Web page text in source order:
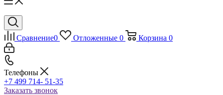
Сравнение0 Отложенные 0 Корзина 0
Телефоны
+7 499 714- 51-35
Заказать звонок